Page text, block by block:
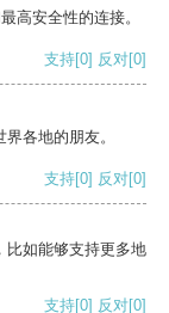
高安全性的连接。
支持[0] 反对[0]
各地的朋友。
支持[0] 反对[0]
比如能够支持更多地
支持[0] 反对[0]